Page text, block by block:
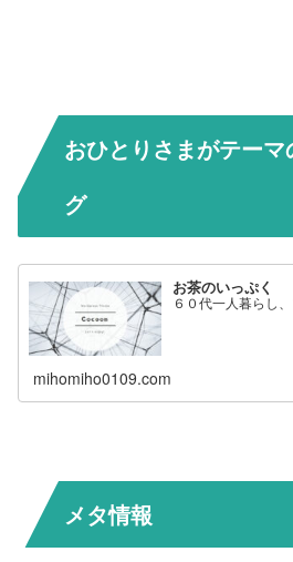
おひとりさまがテー
グ
お茶のいっぷく
６０代一人暮らし
mihomiho0109.com
メタ情報